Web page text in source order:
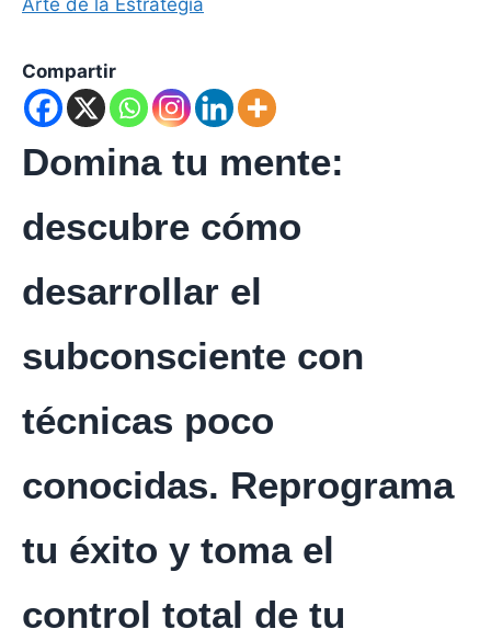
Arte de la Estrategia
Compartir
Domina tu mente:
descubre cómo
desarrollar el
subconsciente con
técnicas poco
conocidas. Reprograma
tu éxito y toma el
control total de tu